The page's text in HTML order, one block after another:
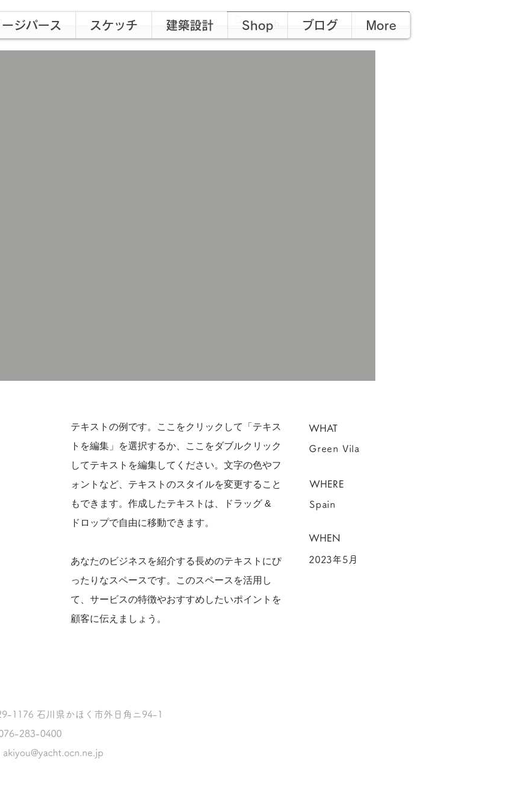
ジパース スケッチ 建築設計 Shop ブログ More
テキストの例です。ここをクリックして「テキス
トを編集」を選択するか、ここをダブルクリック
してテキストを編集してください。文字の色やフ
ォントなど、テキストのスタイルを変更すること
もできます。作成したテキストは、ドラッグ &
ドロップで自由に移動できます。
あなたのビジネスを紹介する長めのテキストにぴ
ったりなスペースです。このスペースを活用し
て、サービスの特徴やおすすめしたいポイントを
顧客に伝えましょう。
WHAT
Green Vila
WHERE
Spain
WHEN
2023年5月
1176 石川県かほく市外日角ニ94-1
283-0400
akiyou@yacht.ocn.ne.jp